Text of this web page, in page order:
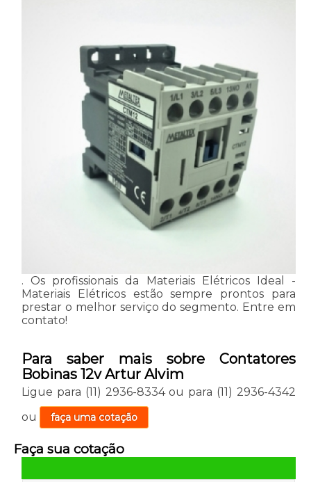
. Os profissionais da Materiais Elétricos Ideal -
Materiais Elétricos estão sempre prontos para
prestar o melhor serviço do segmento. Entre em
contato!
Para saber mais sobre Contatores
Bobinas 12v Artur Alvim
Ligue para (11) 2936-8334ou para (11) 2936-4342
ou
faça uma cotação
Faça sua cotação